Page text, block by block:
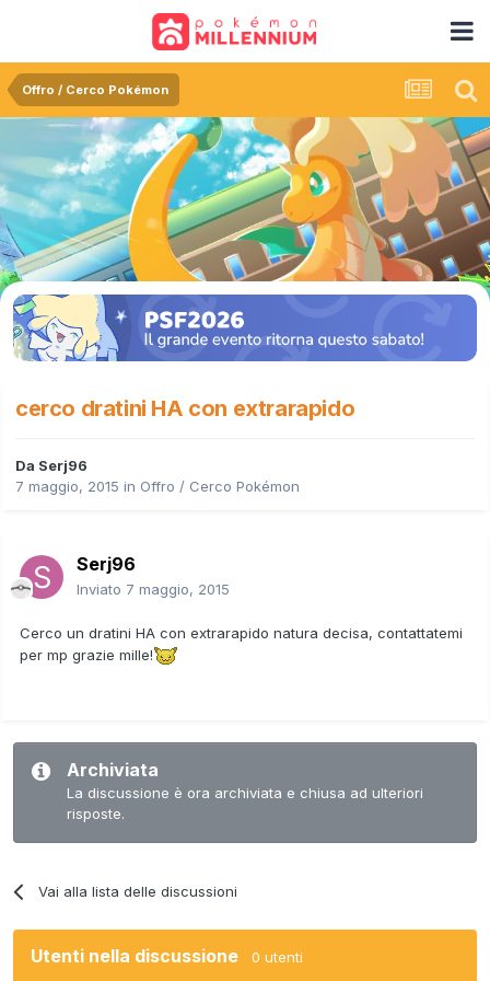
Offro / Cerco Pokémon
cerco dratini HA con extrarapido
Da Serj96
7 maggio, 2015 in Offro / Cerco Pokémon
Serj96
Inviato 7 maggio, 2015
Cerco un dratini HA con extrarapido natura decisa, contattatemi
per mp grazie mille!
Archiviata
La discussione è ora archiviata e chiusa ad ulteriori
risposte.
Vai alla lista delle discussioni
Utenti nella discussione 0 utenti